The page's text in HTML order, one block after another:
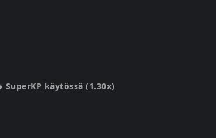
käytössä (1.30x)